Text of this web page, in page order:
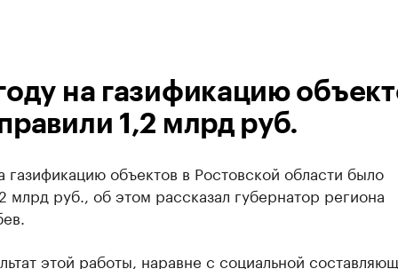
на газификацию
1,2 млрд руб.
газификацию объектов в Ростовской области было
млрд руб., об этом рассказал губернатор региона
этой работы, наравне с социальной